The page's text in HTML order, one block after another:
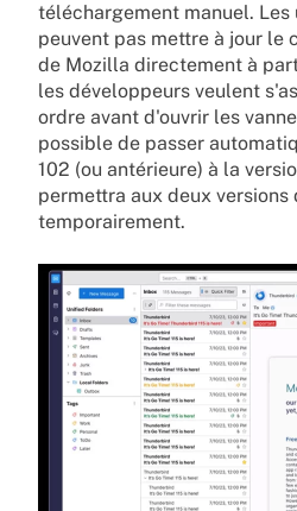
téléchargement manuel. Les
peuvent pas mettre à jour le
de Mozilla directement à
les développeurs veulent
ordre avant d'ouvrir les
possible de passer
102 (ou antérieure) à la
permettra aux deux versions
temporairement.